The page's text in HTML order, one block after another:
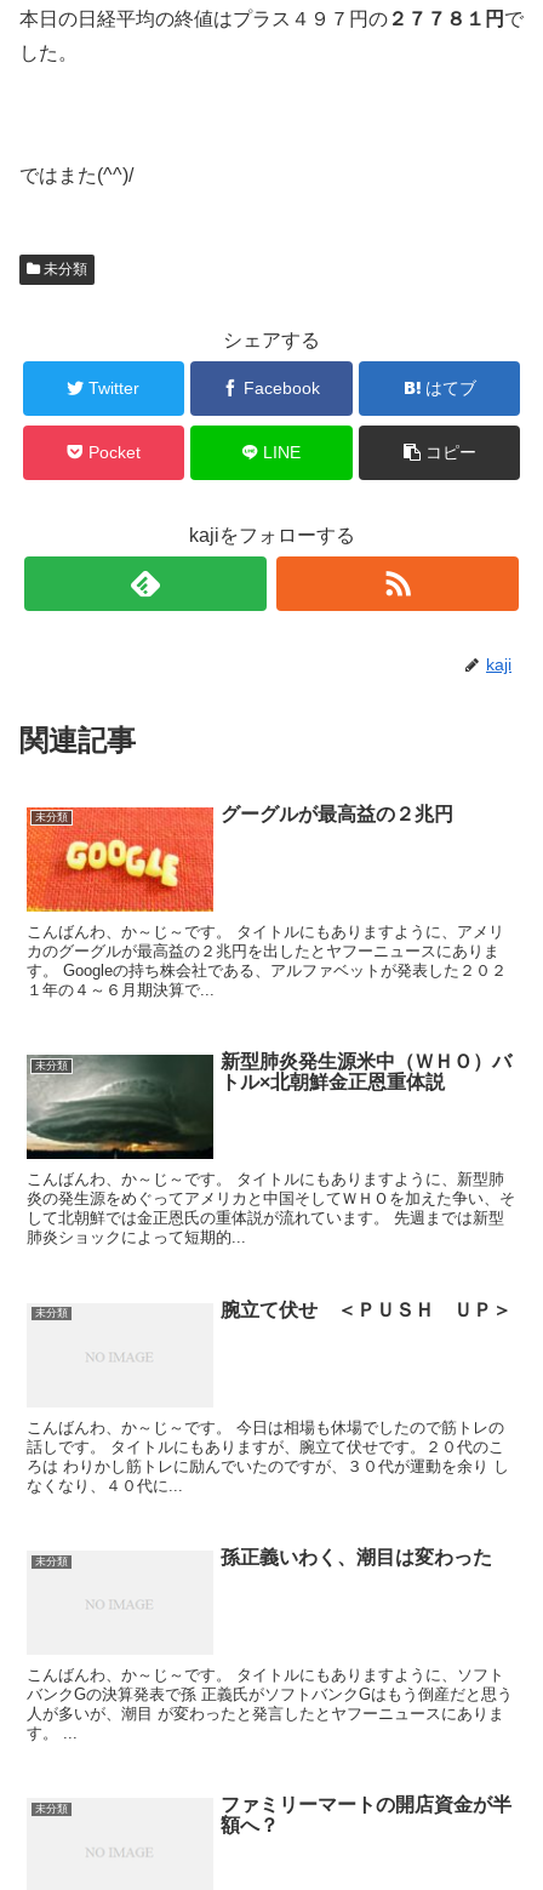
本日の日経平均の終値はプラス４９７円の ２７７８１円 で
した。
ではまた(^^)/
未分類
シェアする
Twitter Facebook はてブ
Pocket LINE コピー
kajiをフォローする
kaji
関連記事
未分類 グーグルが最高益の２兆円
こんばんわ、か～じ～です。 タイトルにもありますように、アメリ
カのグーグルが最高益の２兆円を出したとヤフーニュースにありま
す。 Googleの持ち株会社である、アルファベットが発表した２０２
１年の４～６月期決算で...
未分類
新型肺炎発生源米中（ＷＨＯ）バ
トル×北朝鮮金正恩重体説
こんばんわ、か～じ～です。 タイトルにもありますように、新型肺
炎の発生源をめぐってアメリカと中国そしてＷＨＯを加えた争い、そ
して北朝鮮では金正恩氏の重体説が流れています。 先週までは新型
肺炎ショックによって短期的...
未分類 腕立て伏せ ＜ＰＵＳＨ ＵＰ＞
こんばんわ、か～じ～です。 今日は相場も休場でしたので筋トレの
話しです。 タイトルにもありますが、腕立て伏せです。２０代のこ
ろは わりかし筋トレに励んでいたのですが、３０代が運動を余り し
なくなり、４０代に...
未分類 孫正義いわく、潮目は変わった
こんばんわ、か～じ～です。 タイトルにもありますように、ソフト
バンクGの決算発表で孫 正義氏がソフトバンクGはもう倒産だと思う
人が多いが、潮目 が変わったと発言したとヤフーニュースにありま
す。 ...
未分類
ファミリーマートの開店資金が半
額へ？